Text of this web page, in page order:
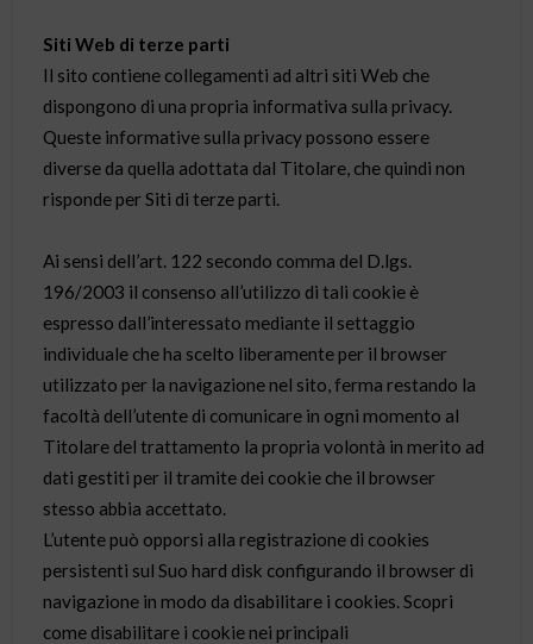
Siti Web di terze parti
Il sito contiene collegamenti ad altri siti Web che
dispongono di una propria informativa sulla privacy.
Queste informative sulla privacy possono essere
diverse da quella adottata dal Titolare, che quindi non
risponde per Siti di terze parti.
Ai sensi dell’art. 122 secondo comma del D.lgs.
196/2003 il consenso all’utilizzo di tali cookie è
espresso dall’interessato mediante il settaggio
individuale che ha scelto liberamente per il browser
utilizzato per la navigazione nel sito, ferma restando la
facoltà dell’utente di comunicare in ogni momento al
Titolare del trattamento la propria volontà in merito ad
dati gestiti per il tramite dei cookie che il browser
stesso abbia accettato.
L’utente può opporsi alla registrazione di cookies
persistenti sul Suo hard disk configurando il browser di
navigazione in modo da disabilitare i cookies. Scopri
come disabilitare i cookie nei principali